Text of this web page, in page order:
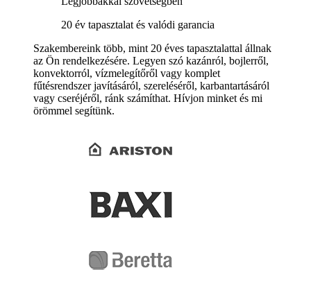
20 év tapasztalat és valódi garancia
Szakembereink több, mint 20 éves tapasztalattal állnak
az Ön rendelkezésére. Legyen szó kazánról, bojlerről,
konvektorról, vízmelegítőről vagy komplet
fűtésrendszer javításáról, szereléséről, karbantartásáról
vagy cseréjéről, ránk számíthat. Hívjon minket és mi
örömmel segítünk.